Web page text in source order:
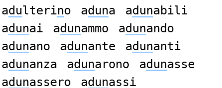
adulterino aduna adunabili
adunai adunammo adunando
adunano adunante adunanti
adunanza adunarono adunasse
adunassero adunassi